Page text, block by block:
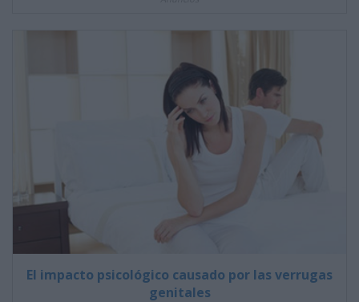
El impacto psicológico causado por las verrugas
genitales